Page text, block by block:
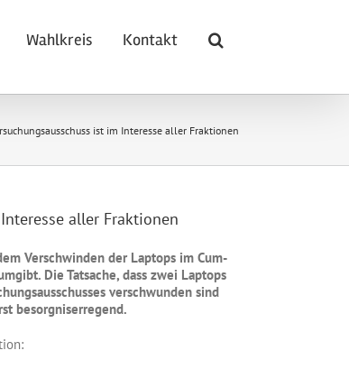
Wahlkreis Kontakt
ist im Interesse aller Fraktionen
aller Fraktionen
Verschwinden der Laptops im Cum-
Die Tatsache, dass zwei Laptops
verschwunden sind
besorgniserregend.